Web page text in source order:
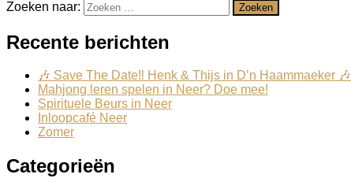
Zoeken naar: Zoeken
Recente berichten
🎶 Save The Date‼️ Henk & Thijs in D’n Haammaeker 🎶
Mahjong leren spelen in Neer? Doe mee!
Spirituele Beurs in Neer
Inloopcafé Neer
Zomer
Categorieën